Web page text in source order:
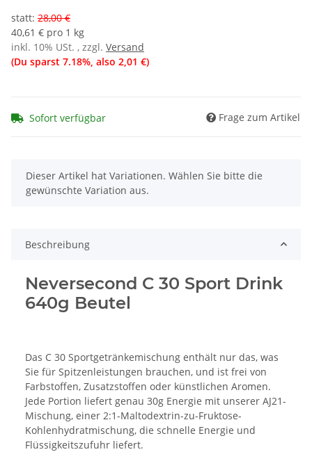
statt: 28,00 €
40,61 € pro 1 kg
inkl. 10% USt. , zzgl. Versand
(Du sparst 7.18%, also 2,01 €)
Sofort verfügbar Frage zum Artikel
x
Dieser Artikel hat Variationen. Wählen Sie bitte die
gewünschte Variation aus.
Beschreibung
Neversecond C 30 Sport Drink
640g Beutel
Das C 30 Sportgetränkemischung enthält nur das, was
Sie für Spitzenleistungen brauchen, und ist frei von
Farbstoffen, Zusatzstoffen oder künstlichen Aromen.
Jede Portion liefert genau 30g Energie mit unserer AJ21-
Mischung, einer 2:1-Maltodextrin-zu-Fruktose-
Kohlenhydratmischung, die schnelle Energie und
Flüssigkeitszufuhr liefert.